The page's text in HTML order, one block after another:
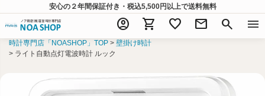
安心の２年間保証付き・税込5,500円以上で送料無料
account_circle shopping_cart favorite mail search menu
時計専門店「NOASHOP」TOP
壁掛け時計
ライト自動点灯電波時計 ルック